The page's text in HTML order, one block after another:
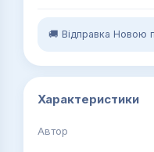
🚚 Відправка Новою
Характеристики
Автор